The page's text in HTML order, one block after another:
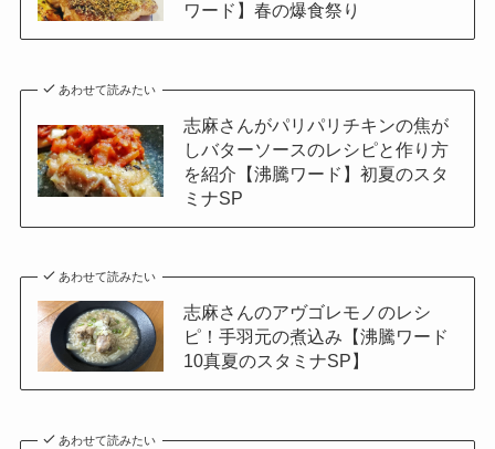
ワード】春の爆食祭り
あわせて読みたい
志麻さんがパリパリチキンの焦が
しバターソースのレシピと作り方
を紹介【沸騰ワード】初夏のスタ
ミナSP
あわせて読みたい
志麻さんのアヴゴレモノのレシ
ピ！手羽元の煮込み【沸騰ワード
10真夏のスタミナSP】
あわせて読みたい